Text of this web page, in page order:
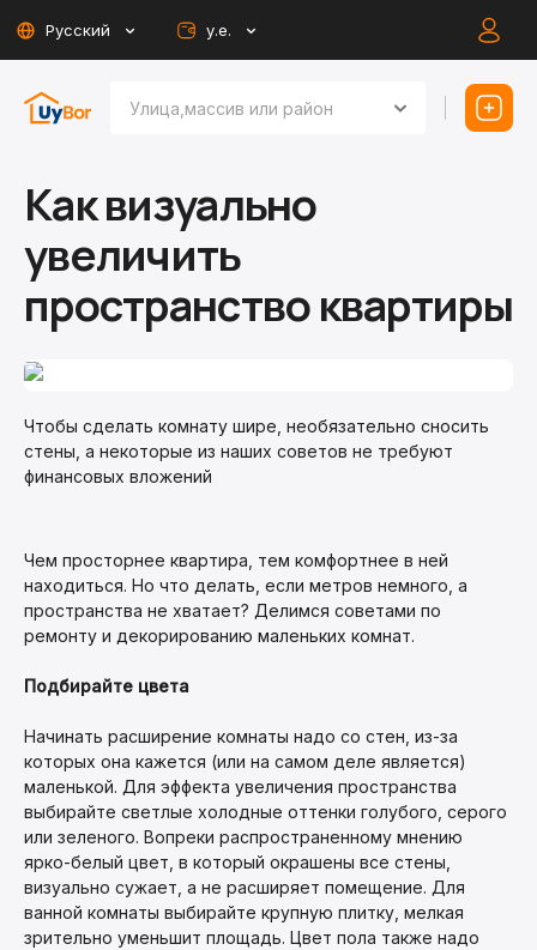
Русский у.е.
Как визуально
увеличить
пространство квартиры
Чтобы сделать комнату шире, необязательно сносить
стены, а некоторые из наших советов не требуют
финансовых вложений
Чем просторнее квартира, тем комфортнее в ней
находиться. Но что делать, если метров немного, а
пространства не хватает? Делимся советами по
ремонту и декорированию маленьких комнат.
Подбирайте цвета
Начинать расширение комнаты надо со стен, из-за
которых она кажется (или на самом деле является)
маленькой. Для эффекта увеличения пространства
выбирайте светлые холодные оттенки голубого, серого
или зеленого. Вопреки распространенному мнению
ярко-белый цвет, в который окрашены все стены,
визуально сужает, а не расширяет помещение. Для
ванной комнаты выбирайте крупную плитку, мелкая
зрительно уменьшит площадь. Цвет пола также надо